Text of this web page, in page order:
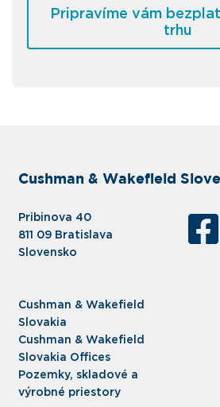
Pripravíme vám
trhu
Cushman & Wakefield
Pribinova 40
811 09 Bratislava
Slovensko
Cushman & Wakefield
Slovakia
Cushman & Wakefield
Slovakia Offices
Pozemky, skladové a
výrobné priestory